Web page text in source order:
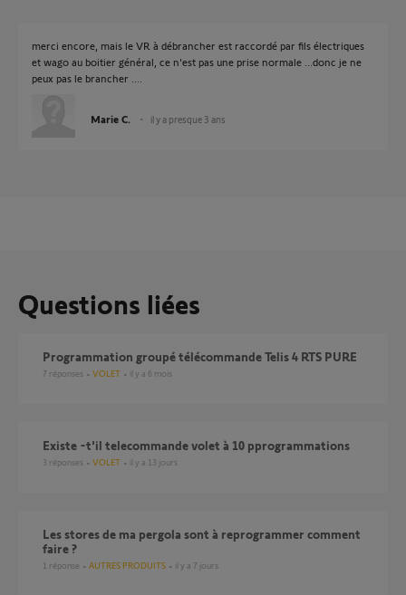
merci encore, mais le VR à débrancher est raccordé par fils électriques
et wago au boitier général, ce n'est pas une prise normale ...donc je ne
peux pas le brancher ....
Marie C. il y a presque 3 ans
Questions liées
Programmation groupé télécommande Telis 4 RTS PURE
7 réponses VOLET il y a 6 mois
Existe -t'il telecommande volet à 10 pprogrammations
3 réponses VOLET il y a 13 jours
les stores de ma pergola sont à reprogrammer comment
faire ?
1 réponse AUTRES PRODUITS il y a 7 jours